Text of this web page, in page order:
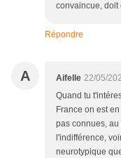
convaincue, doit
Répondre
A Aifelle 22/05/
Quand tu
France on est
pas connues,
l'indifférence,
neurotypique